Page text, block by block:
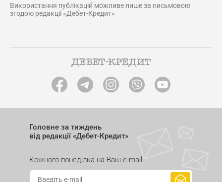
Використання публікацій можливе лише за письмовою
згодою редакції «Дебет-Кредит»
Головне за тиждень
від редакції «Дебет-Кредит»
Кожного понеділка на Ваш e-mail